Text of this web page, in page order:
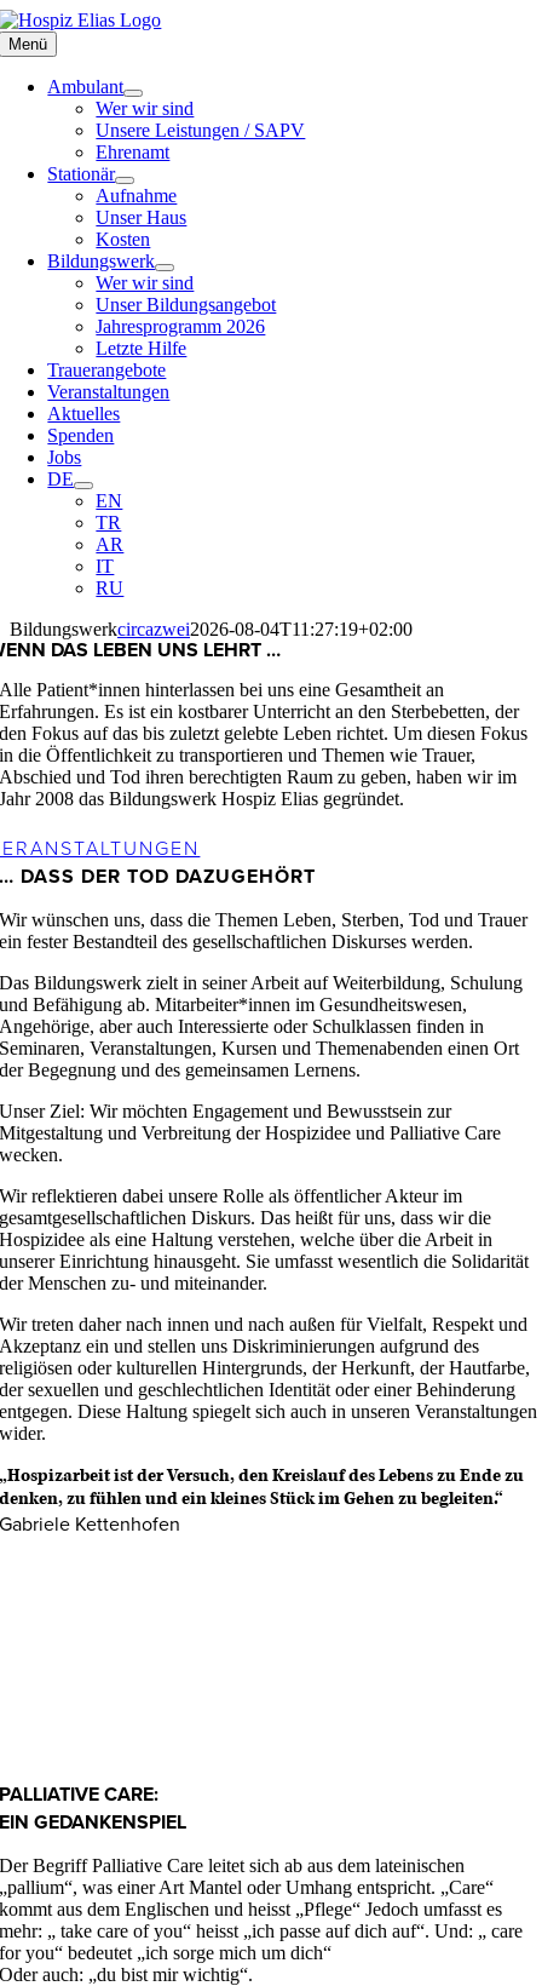
Zum
Inhalt
springen
Menü
Ambulant
Wer wir sind
Unsere Leistungen / SAPV
Ehrenamt
Stationär
Aufnahme
Unser Haus
Kosten
Bildungswerk
Wer wir sind
Unser Bildungsangebot
Jahresprogramm 2026
Letzte Hilfe
Trauerangebote
Veranstaltungen
Aktuelles
Spenden
Jobs
DE
EN
TR
AR
IT
RU
Bildungswerkcircazwei2026-08-04T11:27:19+02:00
DAS LEBEN UNS LEHRT …
Alle Patient*innen hinterlassen bei uns eine Gesamtheit an
Erfahrungen. Es ist ein kostbarer Unterricht an den Sterbebetten, der
den Fokus auf das bis zuletzt gelebte Leben richtet. Um diesen Fokus
in die Öffentlichkeit zu transportieren und Themen wie Trauer,
Abschied und Tod ihren berechtigten Raum zu geben, haben wir im
Jahr 2008 das Bildungswerk Hospiz Elias gegründet.
… DASS DER TOD DAZUGEHÖRT
Wir wünschen uns, dass die Themen Leben, Sterben, Tod und Trauer
ein fester Bestandteil des gesellschaftlichen Diskurses werden.
Das Bildungswerk zielt in seiner Arbeit auf Weiterbildung, Schulung
und Befähigung ab. Mitarbeiter*innen im Gesundheitswesen,
Angehörige, aber auch Interessierte oder Schulklassen finden in
Seminaren, Veranstaltungen, Kursen und Themenabenden einen Ort
der Begegnung und des gemeinsamen Lernens.
Unser Ziel: Wir möchten Engagement und Bewusstsein zur
Mitgestaltung und Verbreitung der Hospizidee und Palliative Care
wecken.
Wir reflektieren dabei unsere Rolle als öffentlicher Akteur im
gesamtgesellschaftlichen Diskurs. Das heißt für uns, dass wir die
Hospizidee als eine Haltung verstehen, welche über die Arbeit in
unserer Einrichtung hinausgeht. Sie umfasst wesentlich die Solidarität
der Menschen zu- und miteinander.
Wir treten daher nach innen und nach außen für Vielfalt, Respekt und
Akzeptanz ein und stellen uns Diskriminierungen aufgrund des
religiösen oder kulturellen Hintergrunds, der Herkunft, der Hautfarbe,
der sexuellen und geschlechtlichen Identität oder einer Behinderung
entgegen. Diese Haltung spiegelt sich auch in unseren Veranstaltungen
wider.
„Hospizarbeit ist der Versuch, den Kreislauf des Lebens zu Ende zu
denken, zu fühlen und ein kleines Stück im Gehen zu begleiten.“
Gabriele Kettenhofen
PALLIATIVE CARE:
EIN GEDANKENSPIEL
Der Begriff Palliative Care leitet sich ab aus dem lateinischen
„pallium“, was einer Art Mantel oder Umhang entspricht. „Care“
kommt aus dem Englischen und heisst „Pflege“ Jedoch umfasst es
mehr: „ take care of you“ heisst „ich passe auf dich auf“. Und: „ care
for you“ bedeutet „ich sorge mich um dich“
Oder auch: „du bist mir wichtig“.